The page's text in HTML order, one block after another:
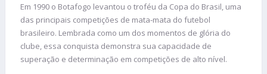
Em 1990 o Botafogo levantou o troféu da Copa do Brasil, uma
das principais competições de mata-mata do futebol
brasileiro. Lembrada como um dos momentos de glória do
clube, essa conquista demonstra sua capacidade de
superação e determinação em competições de alto nível.